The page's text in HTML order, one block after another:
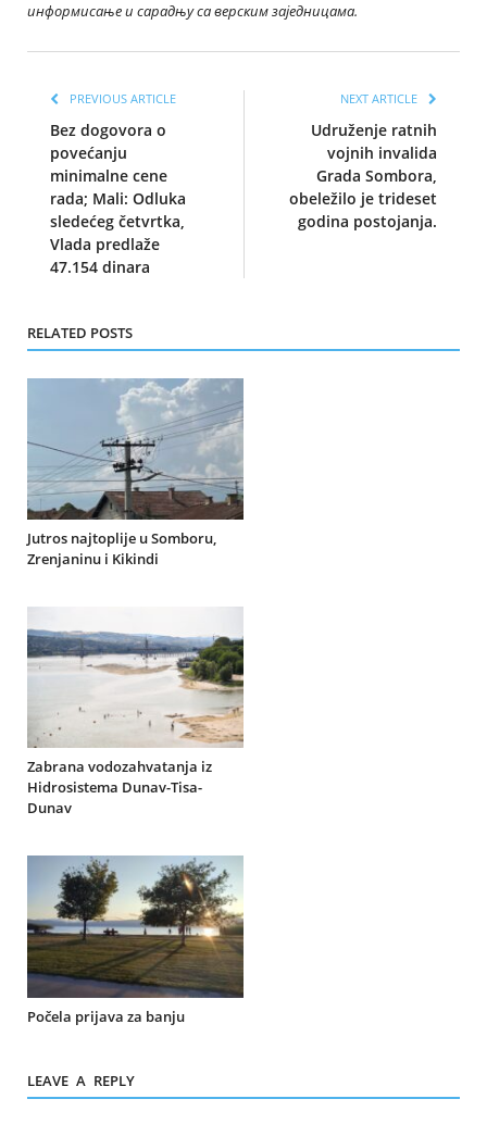
информисање и сарадњу са верским заједницама.
PREVIOUS ARTICLE
Bez dogovora o
povećanju
minimalne cene
rada; Mali: Odluka
sledećeg četvrtka,
Vlada predlaže
47.154 dinara
NEXT ARTICLE
Udruženje ratnih
vojnih invalida
Grada Sombora,
obeležilo je trideset
godina postojanja.
RELATED POSTS
Jutros najtoplije u Somboru,
Zrenjaninu i Kikindi
Zabrana vodozahvatanja iz
Hidrosistema Dunav-Tisa-
Dunav
Počela prijava za banju
LEAVE A REPLY